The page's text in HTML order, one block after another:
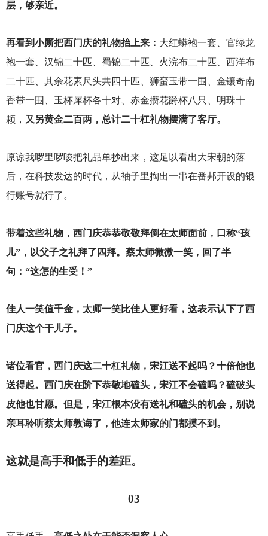
层，够亲近。
再看到小厮把西门庆的礼物抬上来： 大红蟒袍一套、官绿龙
袍一套、汉锦二十匹、蜀锦二十匹、火浣布二十匹、西洋布
二十匹、其余花素尺头共四十匹、狮蛮玉带一围、金镶奇南
香带一围、玉杯犀杯各十对、赤金攒花爵杯八只、明珠十
颗， 又另黄金二百两，总计二十杠礼物摆满了客厅。
原谅我啰里啰唆把礼品单抄出来，这足以看出大宋朝的落
后，在科技发达的时代，从袖子里掏出一串在番邦开设的银
行账号就行了。
带着这些礼物，西门庆恭恭敬敬拜倒在太师面前，口称“孩
儿”，以父子之礼拜了四拜。蔡太师微微一笑，回了半
句：“这怎的生受！”
佳人一笑值千金，太师一笑比佳人更好看，这表示认下了西
门庆这个干儿子。
诸位看官，西门庆这二十杠礼物，宋江送不起吗？十倍他也
送得起。西门庆在阶下恭敬地磕头，宋江不会磕吗？磕破头
皮他也甘愿。但是，宋江根本没有送礼和磕头的机会，别说
亲耳聆听蔡太师教诲了，他连太师家的门都摸不到。
这就是高手和低手的差距。
03